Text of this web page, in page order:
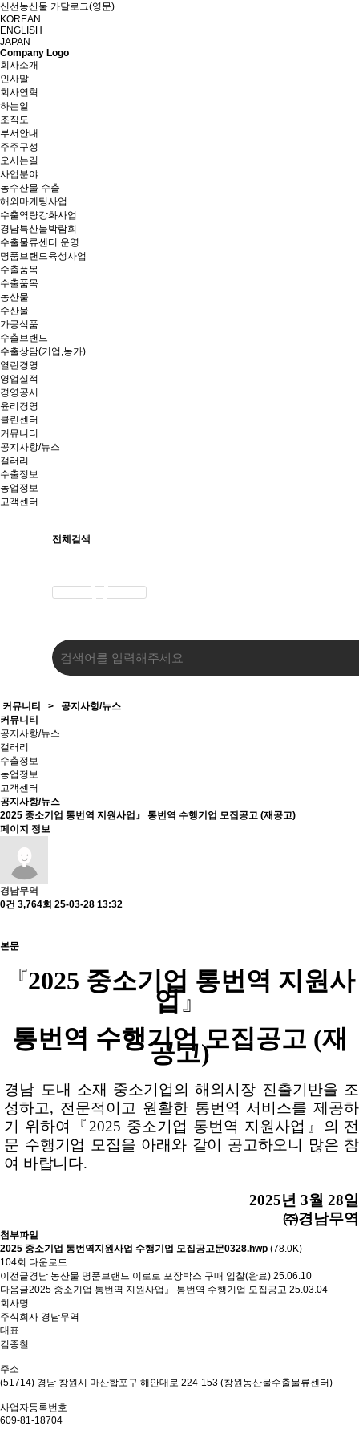
신선농산물 카달로그(영문)
KOREAN
ENGLISH
JAPAN
Company Logo
회사소개
인사말
회사연혁
하는일
조직도
부서안내
주주구성
오시는길
사업분야
농수산물 수출
해외마케팅사업
수출역량강화사업
경남특산물박람회
수출물류센터 운영
명품브랜드육성사업
수출품목
수출품목
농산물
수산물
가공식품
수출브랜드
수출상담(기업,농가)
열린경영
영업실적
경영공시
윤리경영
클린센터
커뮤니티
공지사항/뉴스
갤러리
수출정보
농업정보
고객센터
전체검색
커뮤니티 > 공지사항/뉴스
커뮤니티
공지사항/뉴스
갤러리
수출정보
농업정보
고객센터
공지사항/뉴스
2025 중소기업 통번역 지원사업』 통번역 수행기업 모집공고 (재공고)
페이지 정보
경남무역
0건 3,764회 25-03-28 13:32
본문
『2025 중소기업 통번역 지원사
업』
통번역 수행기업 모집공고 (재
공고)
경남 도내 소재 중소기업의 해외시장 진출기반을 조
성하고, 전문적이고 원활한 통번역 서비스를 제공하
기 위하여
『 2025 중소기업 통번역 지원사업 』 의 전
문 수행기업 모집을 아래와 같이 공고하오니 많은 참
여 바랍니다.
2025년 3월 28일
㈜경남무역
첨부파일
2025 중소기업 통번역지원사업 수행기업 모집공고문0328.hwp (78.0K)
104회 다운로드
이전글경남 농산물 명품브랜드 이로로 포장박스 구매 입찰(완료) 25.06.10
다음글2025 중소기업 통번역 지원사업』 통번역 수행기업 모집공고 25.03.04
회사명
주식회사 경남무역
대표
김종철
주소
(51714) 경남 창원시 마산합포구 해안대로 224-153 (창원농산물수출물류센터)
사업자등록번호
609-81-18704